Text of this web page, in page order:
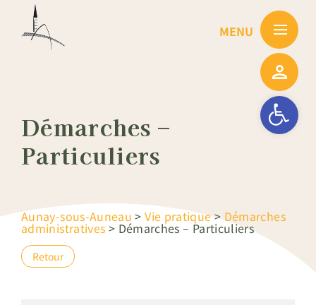
Ouvrir la
Démarches –
Particuliers
Aunay-sous-Auneau >Vie pratique>Démarches
administratives > Démarches – Particuliers
Retour